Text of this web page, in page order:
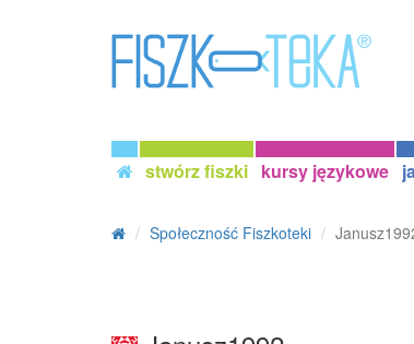
stwórz fiszki kursy językowe
Społeczność Fiszkoteki